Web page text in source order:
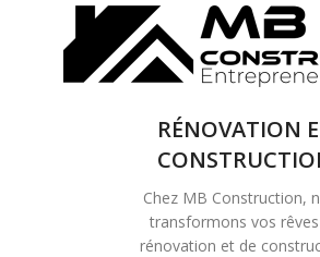
SOLUTIONS DE
RÉNOVATION
COMPLÈTE
RÉNOVATION
Chez MB Construction,
transformons vos
rénovation et de